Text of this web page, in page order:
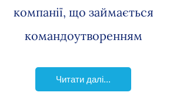
компанії, що займається
командоутворенням
Читати далі...